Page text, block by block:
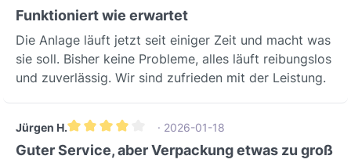
Durchschnittliche Bewertung von 4 von 5 Sternen
Funktioniert wie erwartet
Die Anlage läuft jetzt seit einiger Zeit und macht was
sie soll. Bisher keine Probleme, alles läuft reibungslos
und zuverlässig. Wir sind zufrieden mit der Leistung.
Jürgen H.
Durchschnittliche Bewertung von 4 von 5 Sternen
· 2026-01-18
Guter Service, aber Verpackung etwas zu groß